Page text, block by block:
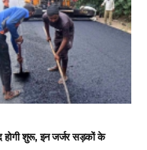
होगी शुरू, इन जर्जर सड़कों के